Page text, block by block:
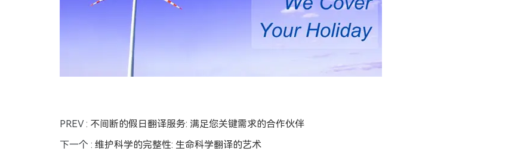
PREV : 不间断的假日翻译服务: 满足您关键需求的合作伙伴
下一个 : 维护科学的完整性: 生命科学翻译的艺术